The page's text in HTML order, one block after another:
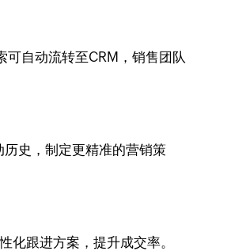
自动流转至CRM，销售团队
史，制定更精准的营销策
化跟进方案，提升成交率。